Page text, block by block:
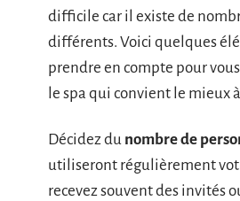
difficile car il existe de
différents. Voici quelques
prendre en compte pour
le spa qui convient le mieux
Décidez du nombre de
utiliseront régulièrement
recevez souvent des invités